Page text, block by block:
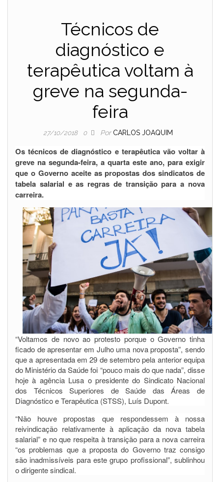
Técnicos de
diagnóstico e
terapêutica voltam à
greve na segunda-
feira
27/10/2018 0 Por CARLOS JOAQUIM
Os técnicos de diagnóstico e terapêutica vão voltar à
greve na segunda-feira, a quarta este ano, para exigir
que o Governo aceite as propostas dos sindicatos de
tabela salarial e as regras de transição para a nova
carreira.
“Voltamos de novo ao protesto porque o Governo tinha
ficado de apresentar em Julho uma nova proposta”, sendo
que a apresentada em 29 de setembro pela anterior equipa
do Ministério da Saúde foi “pouco mais do que nada”, disse
hoje à agência Lusa o presidente do Sindicato Nacional
dos Técnicos Superiores de Saúde das Áreas de
Diagnóstico e Terapêutica (STSS), Luís Dupont.
“Não houve propostas que respondessem à nossa
reivindicação relativamente à aplicação da nova tabela
salarial” e no que respeita à transição para a nova carreira
“os problemas que a proposta do Governo traz consigo
são inadmissíveis para este grupo profissional”, sublinhou
o dirigente sindical.